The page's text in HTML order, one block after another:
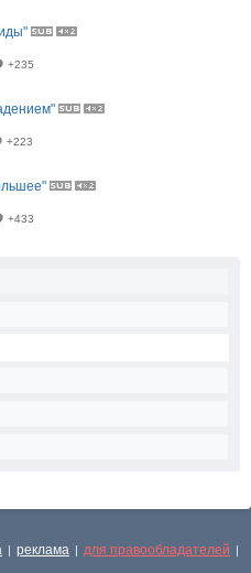
+235
+223
+433
| реклама | для правообладателей |